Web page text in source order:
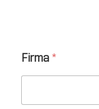
Firma *